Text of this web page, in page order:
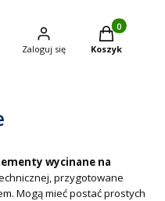
Zaloguj się
Produkty w
Koszyk
wycinane na
przygotowane
Mogą mieć postać prostych